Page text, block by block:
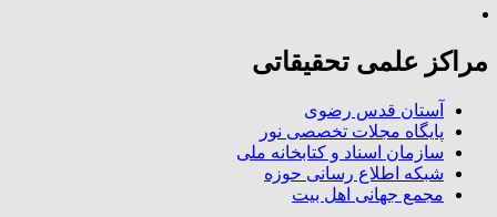
مراکز علمی تحقیقاتی
آستان قدس رضوی
پایگاه مجلات تخصصی نور
سازمان اسناد و کتابخانه ملی
شبکه اطلاع رسانی حوزه
مجمع جهانی اهل بیت